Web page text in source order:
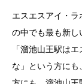
エスエスアイ・
の中でも最も新し
「溜池山王駅は
な」という方にも